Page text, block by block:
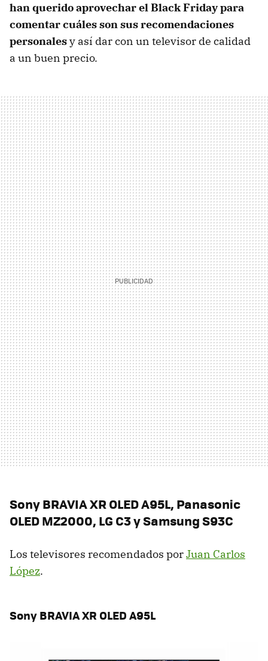
han querido aprovechar el Black Friday para
comentar cuáles son sus recomendaciones
personalesy así dar con un televisor de calidad
a un buen precio.
Sony BRAVIA XR OLED A95L, Panasonic
OLED MZ2000, LG C3 y Samsung S93C
Los televisores recomendados porJuan Carlos
López.
Sony BRAVIA XR OLED A95L